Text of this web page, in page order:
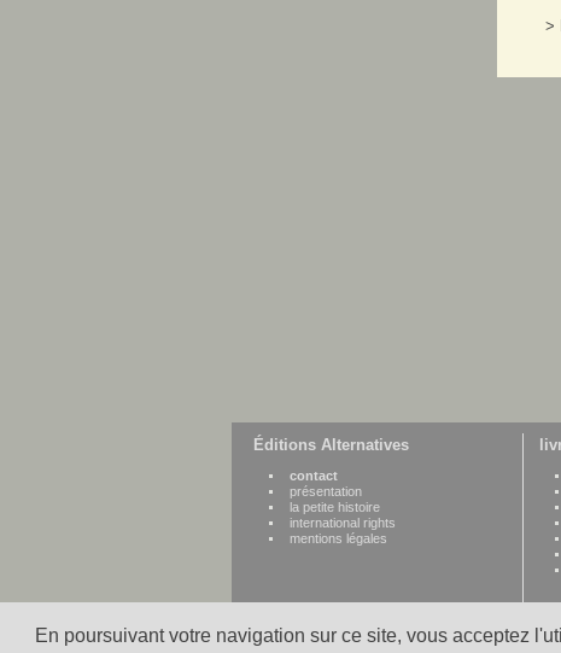
En poursuivant votre navigation sur ce site, vous acceptez
>
Éditions Alternatives
contact
présentation
la petite histoire
international rights
mentions légales